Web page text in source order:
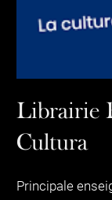
Librairie
Cultura
Principale